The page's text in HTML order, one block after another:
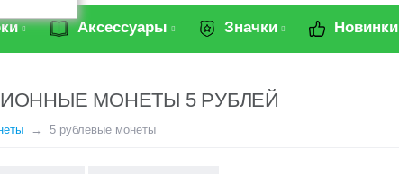
Аксессуары Значки Новинки
МОНЕТЫ 5 РУБЛЕЙ
5 рублевые монеты